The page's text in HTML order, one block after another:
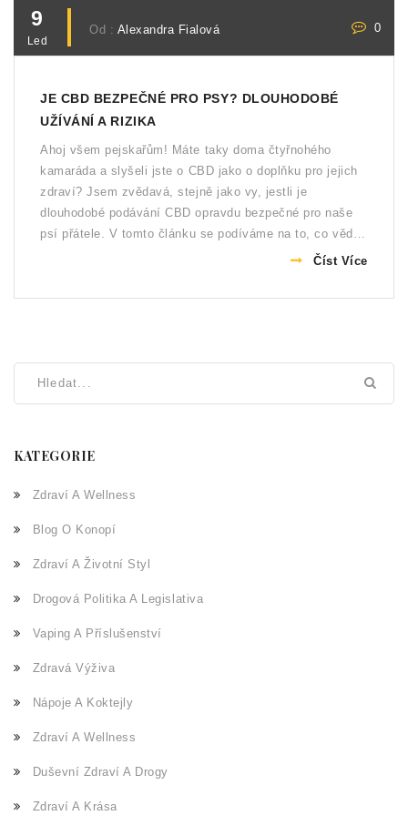
9
Led
Od : Alexandra Fialová 0
JE CBD BEZPEČNÉ PRO PSY? DLOUHODOBÉ
UŽÍVÁNÍ A RIZIKA
Ahoj všem pejskařům! Máte taky doma čtyřnohého
kamaráda a slyšeli jste o CBD jako o doplňku pro jejich
zdraví? Jsem zvědavá, stejně jako vy, jestli je
dlouhodobé podávání CBD opravdu bezpečné pro naše
psí přátele. V tomto článku se podíváme na to, co věda
říká o CBD a jeho účincích na psy, zvážíme potenciální
bezpečné dávkování. Pojďte se mnou objevit všechny
společníka. Těším se na naše společné objevování a
sdílení postřehů!
Číst Více
KATEGORIE
Zdraví A Wellness
Blog O Konopí
Zdraví A Životní Styl
Drogová Politika A Legislativa
Vaping A Příslušenství
Zdravá Výživa
Nápoje A Koktejly
Zdraví A Wellness
Duševní Zdraví A Drogy
Zdraví A Krása